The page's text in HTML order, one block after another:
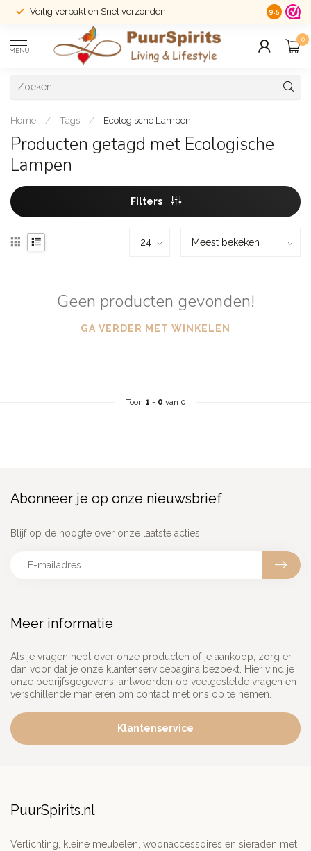
Veilig verpakt en Snel verzonden! 14 dagen
9.5
MENU
0
Home / Tags / Ecologische Lampen
Producten getagd met Ecologische
Lampen
Filters
Geen producten gevonden!
GA VERDER MET WINKELEN
Toon 1 - 0 van 0
Meer informatie
Als je vragen hebt over onze producten of je aankoop, zorg er
dan voor dat je onze klantenservicepagina bezoekt. Hier vind je
onze bedrijfsgegevens, antwoorden op veelgestelde vragen en
verschillende manieren om contact met ons op te nemen.
Klantenservice
Abonneer je op onze nieuwsbrief
Blijf op de hoogte over onze laatste acties
PuurSpirits.nl
Verlichting, kleine meubelen, woonaccessoires en sieraden met